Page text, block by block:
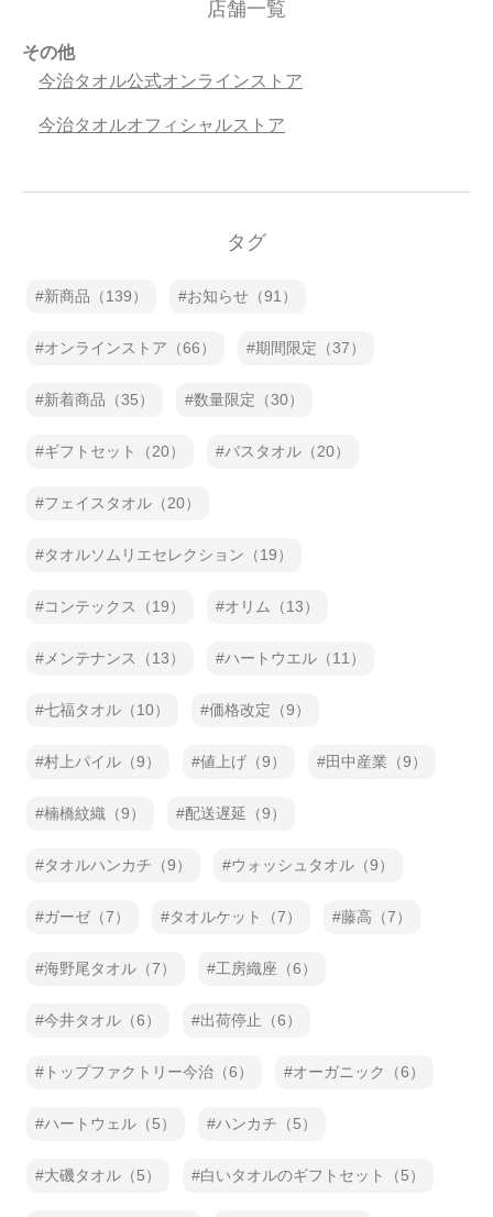
店舗一覧
その他
今治タオル公式オンラインストア
今治タオルオフィシャルストア
タグ
新商品（139） お知らせ（91）
オンラインストア（66） 期間限定（37）
新着商品（35） 数量限定（30）
ギフトセット（20） バスタオル（20）
フェイスタオル（20）
タオルソムリエセレクション（19）
コンテックス（19） オリム（13）
メンテナンス（13） ハートウエル（11）
七福タオル（10） 価格改定（9）
村上パイル（9） 値上げ（9） 田中産業（9）
楠橋紋織（9） 配送遅延（9）
タオルハンカチ（9） ウォッシュタオル（9）
ガーゼ（7） タオルケット（7） 藤高（7）
海野尾タオル（7） 工房織座（6）
今井タオル（6） 出荷停止（6）
トップファクトリー今治（6） オーガニック（6）
ハートウェル（5） ハンカチ（5）
大磯タオル（5） 白いタオルのギフトセット（5）